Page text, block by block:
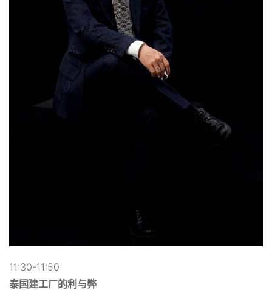
11:30-11:50
泰国建工厂的利与弊